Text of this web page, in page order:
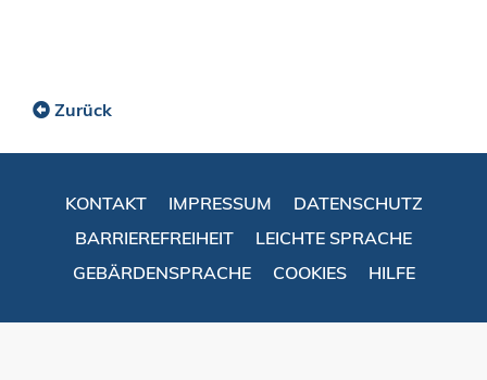
Zurück
KONTAKT IMPRESSUM
DATENSCHUTZ
BARRIEREFREIHEIT
LEICHTE SPRACHE
GEBÄRDENSPRACHE
COOKIES HILFE